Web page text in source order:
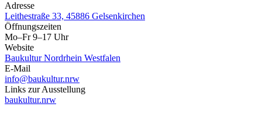
Adresse
Leithestraße 33, 45886 Gelsenkirchen
Öffnungszeiten
Mo–Fr 9–17 Uhr
Website
Baukultur Nordrhein Westfalen
E-Mail
info@baukultur.nrw
Links zur Ausstellung
baukultur.nrw